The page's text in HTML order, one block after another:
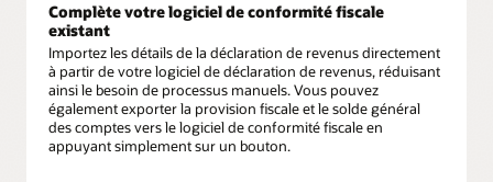
Complète votre logiciel de conformité fiscale
existant
Importez les détails de la déclaration de revenus directement
à partir de votre logiciel de déclaration de revenus, réduisant
ainsi le besoin de processus manuels. Vous pouvez
également exporter la provision fiscale et le solde général
des comptes vers le logiciel de conformité fiscale en
appuyant simplement sur un bouton.